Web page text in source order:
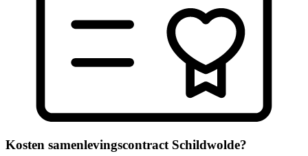
Kosten samenlevingscontract Schildwolde?